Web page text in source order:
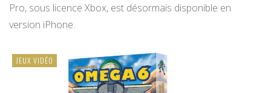
Pro, sous licence Xbox, est désormais disponible en
version iPhone.
JEUX VIDÉO